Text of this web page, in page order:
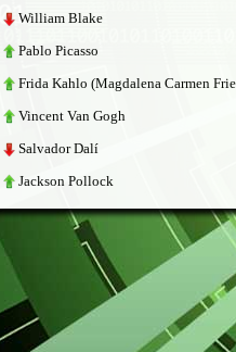
William Blake
Pablo Picasso
Frida Kahlo (Magdalena Carmen
Vincent Van Gogh
Salvador Dalí
Jackson Pollock